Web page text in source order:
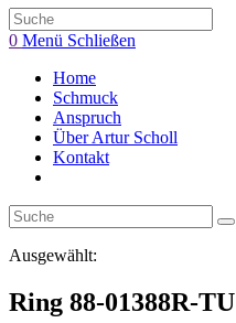
search
0 Menü Schließen
Home
Schmuck
Anspruch
Über Artur Scholl
Kontakt
search
Ausgewählt:
Ring 88-01388R-TU